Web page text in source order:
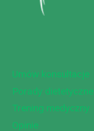
Umów konsultacje
Porady dietetyczne
Trening medyczny
Opinie